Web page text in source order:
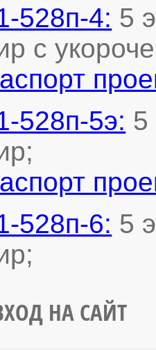
528п-4: 5
с
528п-5э: 5
528п-6: 5
НА САЙТ